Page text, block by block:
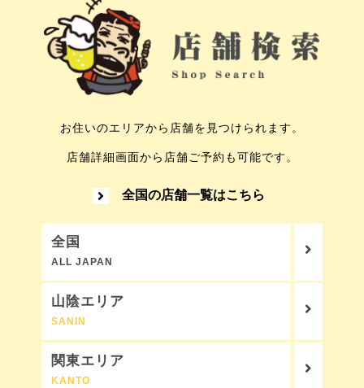
お住いのエリアから店舗を見つけられます。
店舗詳細画面から店舗ご予約も可能です。
全国の店舗一覧はこちら
全国
ALL JAPAN
山陰エリア
SANIN
関東エリア
KANTO